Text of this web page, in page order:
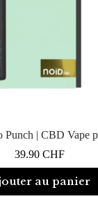
Punch | CBD Vape
39.90CHF
au panier